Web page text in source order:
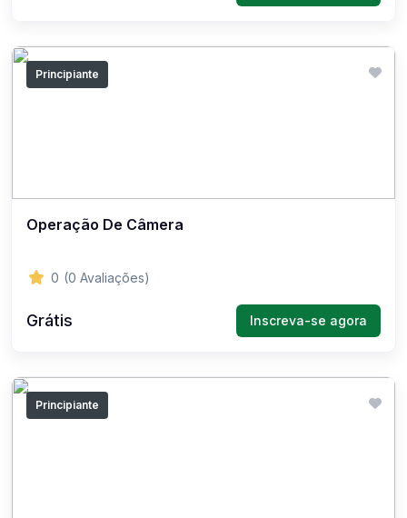
Principiante
Operação De Câmera
0 (0 Avaliações)
Grátis Inscreva-se agora
Principiante